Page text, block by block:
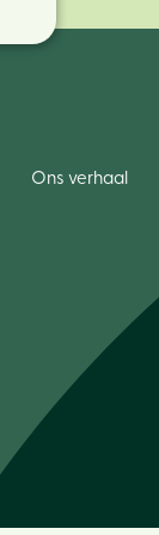
Ons verhaal